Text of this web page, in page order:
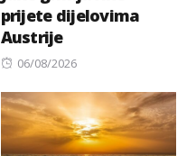
prijete dijelovima
Austrije
Posted
06/08/2026